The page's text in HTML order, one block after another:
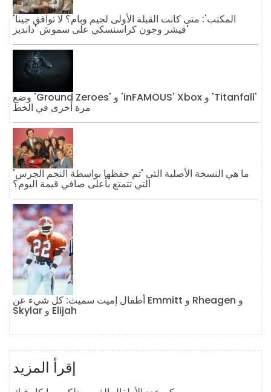
'المكتب': متى كانت القبلة الأولى لجيم وبام؟ لا توافق جينا
فيشر وجون كراسنسكي على سموش 'دانديز'
وضع 'Ground Zeroes' و 'inFAMOUS' Xbox و 'Titanfall'
مرة أخرى في الخط
ما هي النسخة الأصلية التي 'تم حفظها بواسطة النجم الجرس'
التي تتمتع بأعلى صافي قيمة اليوم؟
أطفال إميت سميث: كل شيء عن Emmitt و Rheagen و
Skylar و Elijah
إقرأ المزيد